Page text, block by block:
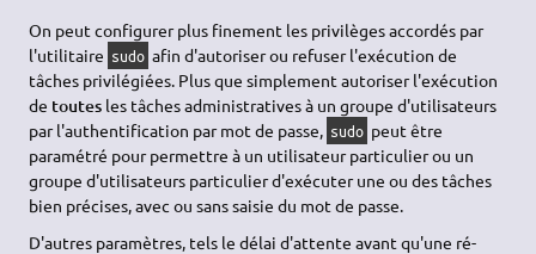
On peut configurer plus finement les privilèges accordés par
l'utilitaire sudo afin d'autoriser ou refuser l'exécution de
tâches privilégiées. Plus que simplement autoriser l'exécution
de toutes les tâches administratives à un groupe d'utilisateurs
par l'authentification par mot de passe, sudo peut être
paramétré pour permettre à un utilisateur particulier ou un
groupe d'utilisateurs particulier d'exécuter une ou des tâches
bien précises, avec ou sans saisie du mot de passe.
D'autres paramètres, tels le délai d'attente avant qu'une ré-